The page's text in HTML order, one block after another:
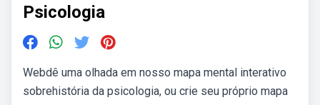
Psicologia
Webdê uma olhada em nosso mapa mental interativo
sobrehistória da psicologia, ou crie seu próprio mapa